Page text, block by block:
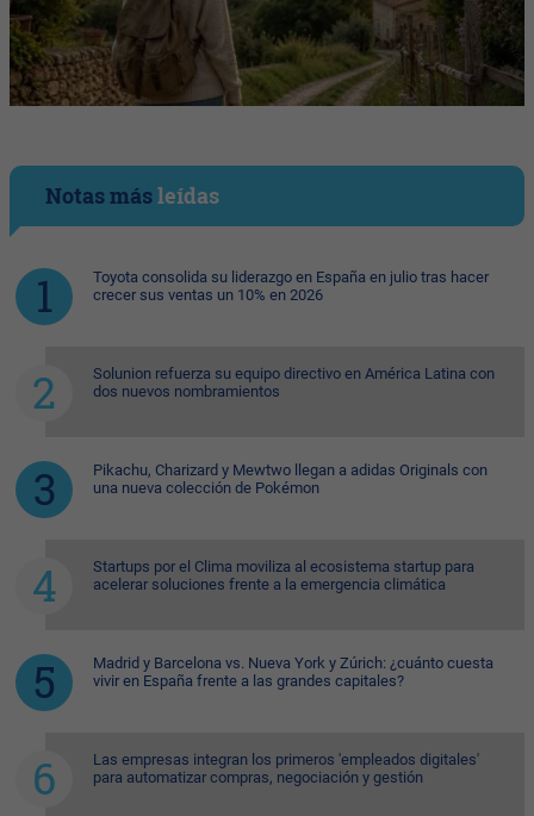
Notas másleídas
Toyota consolida su liderazgo en España en julio tras hacer
crecer sus ventas un 10% en 2026
Solunion refuerza su equipo directivo en América Latina con
dos nuevos nombramientos
Pikachu, Charizard y Mewtwo llegan a adidas Originals con
una nueva colección de Pokémon
Startups por el Clima moviliza al ecosistema startup para
acelerar soluciones frente a la emergencia climática
Madrid y Barcelona vs. Nueva York y Zúrich: ¿cuánto cuesta
vivir en España frente a las grandes capitales?
Las empresas integran los primeros 'empleados digitales'
para automatizar compras, negociación y gestión